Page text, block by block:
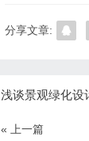
分享文章:
浅谈景观绿化设
« 上一篇